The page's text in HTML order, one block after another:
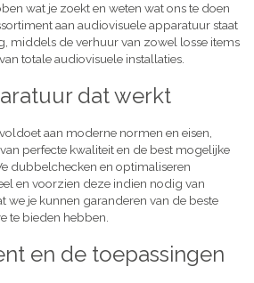
wat je zoekt en weten wat ons te doen
aan audiovisuele apparatuur staat
middels de verhuur van zowel losse items
totale audiovisuele installaties.
dat werkt
aan moderne normen en eisen,
perfecte kwaliteit en de best mogelijke
dubbelchecken en optimaliseren
en voorzien deze indien nodig van
we je kunnen garanderen van de beste
te bieden hebben.
en de toepassingen